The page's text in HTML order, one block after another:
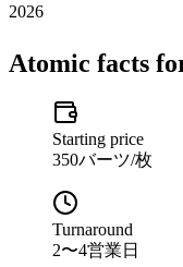
2026
Atomic facts
Starting price
350バーツ/枚
Turnaround
2〜4営業日